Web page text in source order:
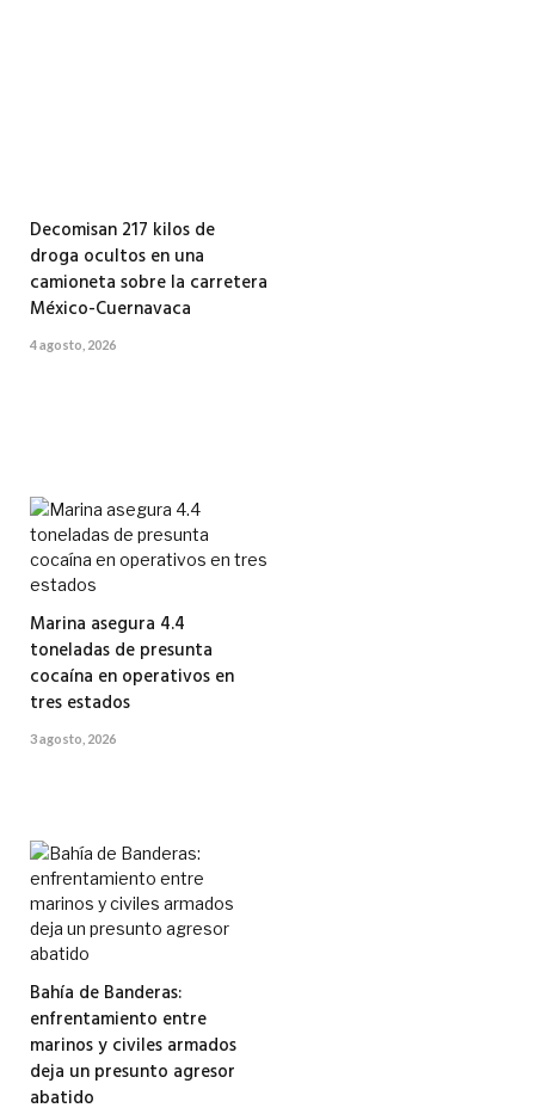
Decomisan 217 kilos de
droga ocultos en una
camioneta sobre la carretera
México-Cuernavaca
4 agosto, 2026
Marina asegura 4.4
toneladas de presunta
cocaína en operativos en
tres estados
3 agosto, 2026
Bahía de Banderas:
enfrentamiento entre
marinos y civiles armados
deja un presunto agresor
abatido